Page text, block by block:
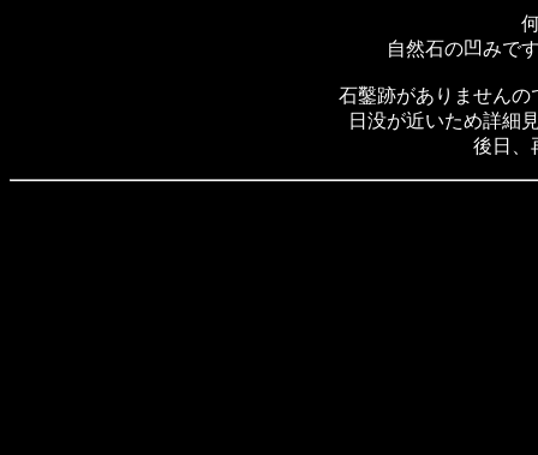
自然石の凹みで
石鑿跡がありません
日没が近いため詳細
後日、